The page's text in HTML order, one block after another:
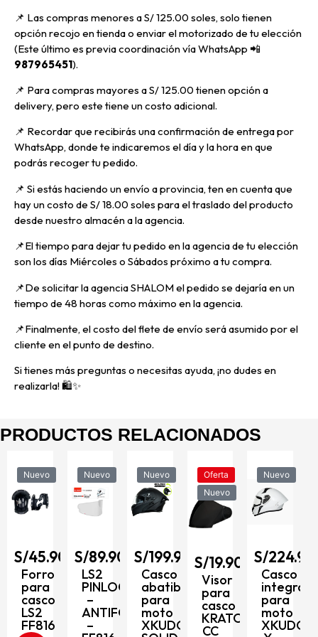
📌 Las compras menores a S/ 125.00 soles, solo tienen
opción recojo en tienda o enviar el motorizado de tu elección
(Este último es previa coordinación vía WhatsApp 📲
987965451).
📌 Para compras mayores a S/ 125.00 tienen opción a
delivery, pero este tiene un costo adicional.
📌 Recordar que recibirás una confirmación de entrega por
WhatsApp, donde te indicaremos el día y la hora en que
podrás recoger tu pedido.
📌 Si estás haciendo un envío a provincia, ten en cuenta que
hay un costo de S/ 18.00 soles para el traslado del producto
desde nuestro almacén a la agencia.
📌El tiempo para dejar tu pedido en la agencia de tu elección
son los días Miércoles o Sábados próximo a tu compra.
📌De solicitar la agencia SHALOM el pedido se dejaría en un
tiempo de 48 horas como máximo en la agencia.
📌Finalmente, el costo del flete de envío será asumido por el
cliente en el punto de destino.
Si tienes más preguntas o necesitas ayuda, ¡no dudes en
realizarla! 🛍️✨
PRODUCTOS RELACIONADOS
Nuevo
S/89.90
LS2
PINLOCK
–
ANTIFOG
–
Nuevo
S/199.90
Casco
abatible
para
moto
XKUDO
Oferta
Nuevo
S/19.90
Visor
para
casco
KRATOZ
CC
Nuevo
S/224.90
Casco
integral
para
moto
XKUDO
Nuevo
integral
para
moto
XKUDO
X-
357